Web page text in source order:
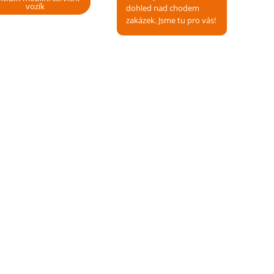
vozík
dohled nad chodem
zakázek. Jsme tu pro vás!